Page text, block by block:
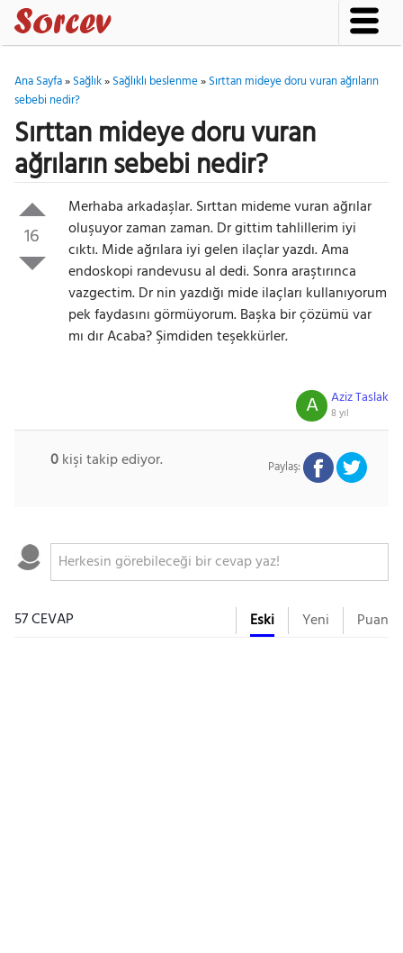
Ana Sayfa»Sağlık»Sağlıklı beslenme»Sırttan mideye doru vuran ağrıların
sebebi nedir?
Sırttan mideye doru vuran
ağrıların sebebi nedir?
16
Merhaba arkadaşlar. Sırttan mideme vuran ağrılar
oluşuyor zaman zaman. Dr gittim tahlillerim iyi
cıktı. Mide ağrılara iyi gelen ilaçlar yazdı. Ama
endoskopi randevusu al dedi. Sonra araştırınca
vazgectim. Dr nin yazdığı mide ilaçları kullanıyorum
pek faydasını görmüyorum. Başka bir çözümü var
mı dır Acaba? Şimdiden teşekkürler.
Aziz Taslak
8 yıl
A
0kişi takip ediyor. Paylaş:
57 CEVAP Eski Yeni Puan